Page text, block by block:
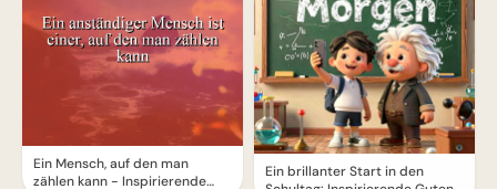
Ein Mensch, auf den man
zählen kann - Inspirierende
Ein brillanter Start in den